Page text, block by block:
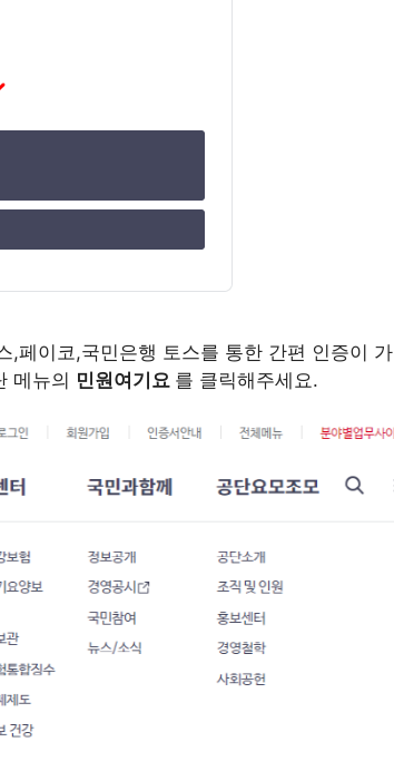
,페이코,국민은행 토스를 통한 간편 인증이 가
메뉴의 민원여기요 를 클릭해주세요.